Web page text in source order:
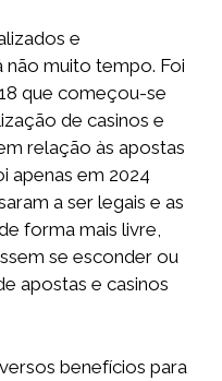
e
não muito tempo. Foi
que começou-se
de casinos e
relação às apostas
apenas em 2024
a ser legais e as
forma mais livre,
se esconder ou
apostas e casinos
benefícios para